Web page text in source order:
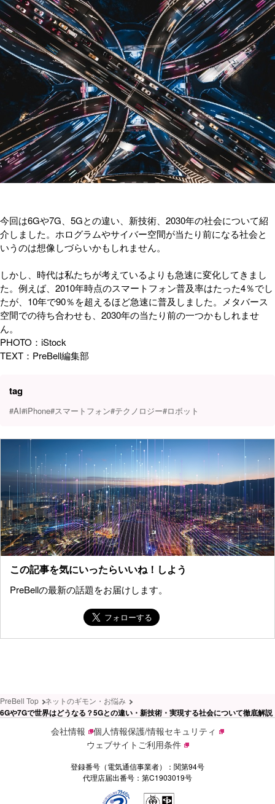
今回は6Gや7G、5Gとの違い、新技術、2030年の社会について紹
介しました。ホログラムやサイバー空間が当たり前になる社会と
いうのは想像しづらいかもしれません。
しかし、時代は私たちが考えているよりも急速に変化してきまし
た。例えば、2010年時点のスマートフォン普及率はたった4％でし
たが、10年で90％を超えるほど急速に普及しました。メタバース
空間での待ち合わせも、2030年の当たり前の一つかもしれませ
ん。
PHOTO：iStock
TEXT：PreBell編集部
tag
#AI#iPhone#スマートフォン#テクノロジー#ロボット
この記事を気にいったらいいね！しよう
PreBellの最新の話題をお届けします。
PreBell Top ネットのギモン・お悩み
6Gや7Gで世界はどうなる？5Gとの違い・新技術・実現する社会について徹底解説
会社情報
個人情報保護/情報セキュリティ
ウェブサイトご利用条件
登録番号（電気通信事業者）：関第94号
代理店届出番号：第C1903019号